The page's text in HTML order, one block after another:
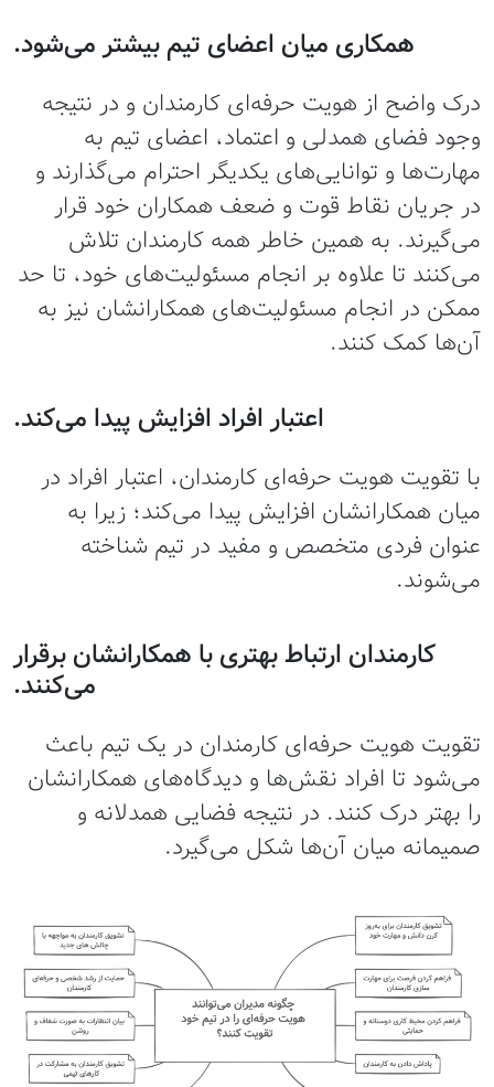
همکاری میان اعضای تیم بیشتر می‌شود.
درک واضح از هویت حرفه‌ای کارمندان و در نتیجه
وجود فضای همدلی و اعتماد، اعضای تیم به
مهارت‌ها و توانایی‌های یکدیگر احترام می‌گذارند و
در جریان نقاط قوت و ضعف همکاران خود قرار
می‌گیرند. به همین خاطر همه کارمندان تلاش
می‌کنند تا علاوه بر انجام مسئولیت‌های خود، تا حد
ممکن در انجام مسئولیت‌های همکارانشان نیز به
آن‌ها کمک کنند.
اعتبار افراد افزایش پیدا می‌کند.
با تقویت هویت حرفه‌ای کارمندان، اعتبار افراد در
میان همکارانشان افزایش پیدا می‌کند؛ زیرا به
عنوان فردی متخصص و مفید در تیم شناخته
می‌شوند.
کارمندان ارتباط بهتری با همکارانشان برقرار
می‌کنند.
تقویت هویت حرفه‌ای کارمندان در یک تیم باعث
می‌شود تا افراد نقش‌ها و دیدگاه‌های همکارانشان
را بهتر درک کنند. در نتیجه فضایی همدلانه و
صمیمانه میان آن‌ها شکل می‌گیرد.